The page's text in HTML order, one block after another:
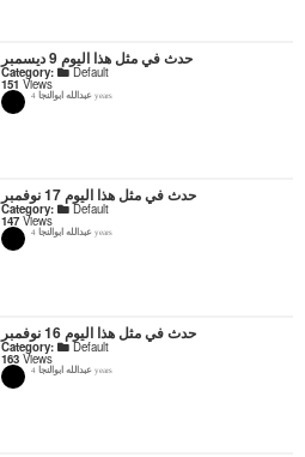
حدث في مثل هذا اليوم 9 ديسمبر
Category: Default
151 Views
عبدالله ابوالنجا 4 years
حدث في مثل هذا اليوم 17 نوفمبر
Category: Default
147Views
عبدالله ابوالنجا 4 years
حدث في مثل هذا اليوم 16 نوفمبر
Category: Default
163 Views
عبدالله ابوالنجا 4 years